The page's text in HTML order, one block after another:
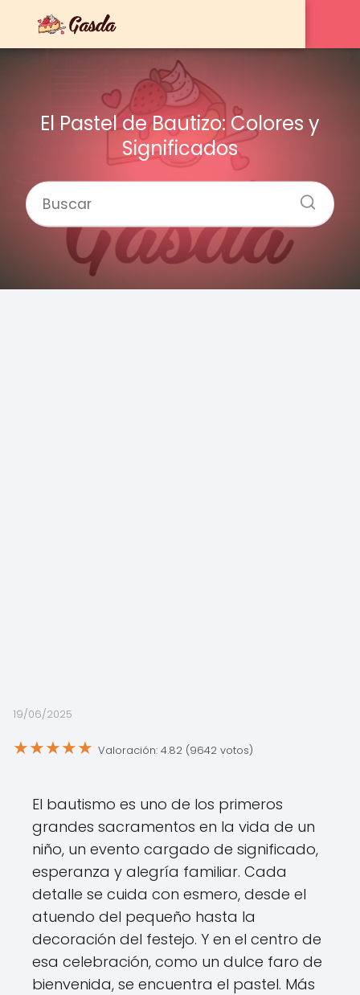
El Pastel de Bautizo: Colores y
Significados
19/06/2025
★★★★★ Valoración: 4.82 (9642 votos)
El bautismo es uno de los primeros
grandes sacramentos en la vida de un
niño, un evento cargado de significado,
esperanza y alegría familiar. Cada
detalle se cuida con esmero, desde el
atuendo del pequeño hasta la
decoración del festejo. Y en el centro de
esa celebración, como un dulce faro de
bienvenida, se encuentra el pastel. Más